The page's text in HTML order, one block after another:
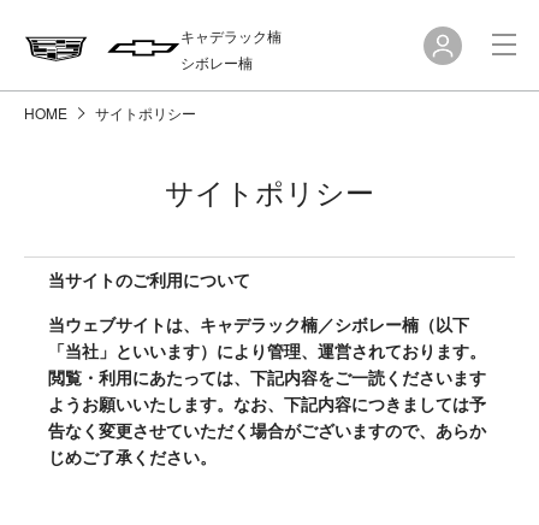
キャデラック楠
シボレー楠
HOME サイトポリシー
サイトポリシー
当サイトのご利用について
当ウェブサイトは、キャデラック楠／シボレー楠（以下
「当社」といいます）により管理、運営されております。
閲覧・利用にあたっては、下記内容をご一読くださいます
ようお願いいたします。なお、下記内容につきましては予
告なく変更させていただく場合がございますので、あらか
じめご了承ください。